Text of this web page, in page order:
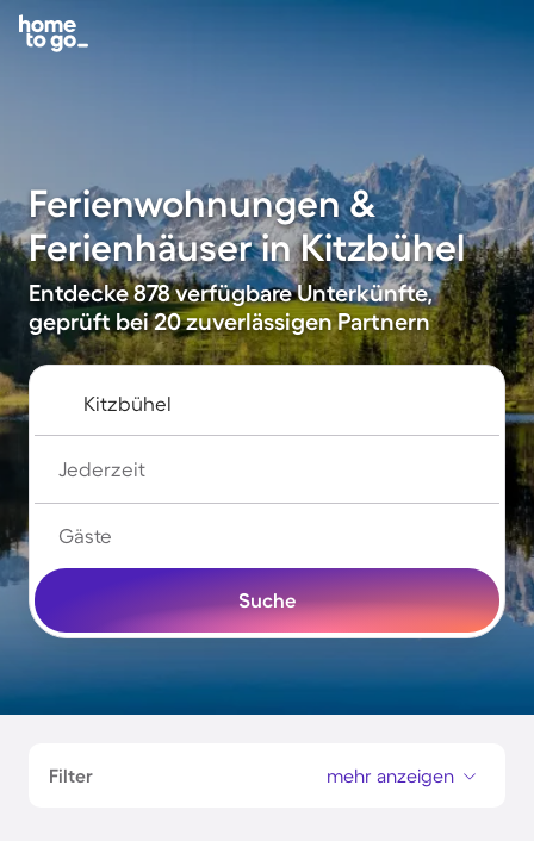
Ferienwohnungen &
Ferienhäuser in Kitzbühel
Entdecke 878 verfügbare Unterkünfte,
geprüft bei 20 zuverlässigen Partnern
Jederzeit
Gäste
Suche
Filter mehr anzeigen